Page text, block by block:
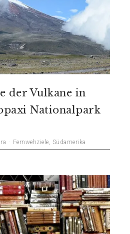
der Vulkane in
Nationalpark
Fernwehziele Südamerika